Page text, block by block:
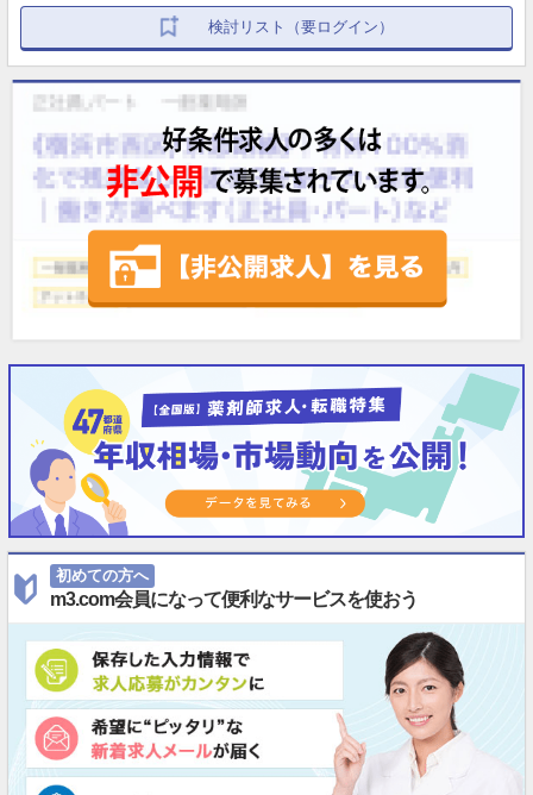
検討リスト（要ログイン）
初めての方へ
m3.com会員になって便利なサービスを使おう